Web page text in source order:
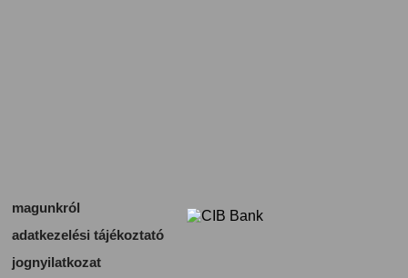
magunkról
adatkezelési tájékoztató
jognyilatkozat